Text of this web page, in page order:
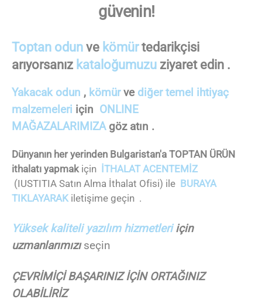
güvenin!
Toptan odun ve kömürtedarikçisi
arıyorsanız kataloğumuzu ziyaret edin .
Yakacak odun , kömürve diğer temel ihtiyaç
malzemeleri için ONLINE
MAĞAZALARIMIZAgöz atın .
Dünyanın her yerinden Bulgaristan'a TOPTAN ÜRÜN
ithalatı yapmakiçin İTHALAT ACENTEMİZ
(IUSTITIA Satın Alma İthalat Ofisi) ile BURAYA
TIKLAYARAKiletişime geçin .
Yüksek kaliteli yazılım hizmetleriiçin
uzmanlarımızıseçin
ÇEVRİMİÇİ BAŞARINIZ İÇİN ORTAĞINIZ
OLABİLİRİZ